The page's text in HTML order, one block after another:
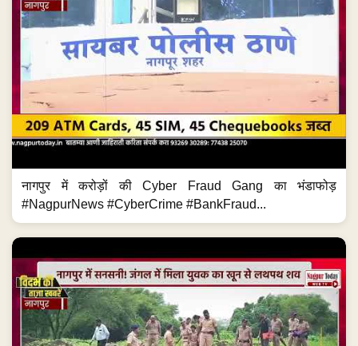
नागपुर में करोड़ों की Cyber Fraud Gang का भंडाफोड़
#NagpurNews #CyberCrime #BankFraud...